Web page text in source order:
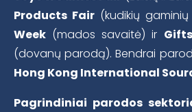
Products Fair (kudikių
Week (mados savaitė) ir
(dovanų parodą). Bendrai
Hong Kong International
Pagrindiniai parodos